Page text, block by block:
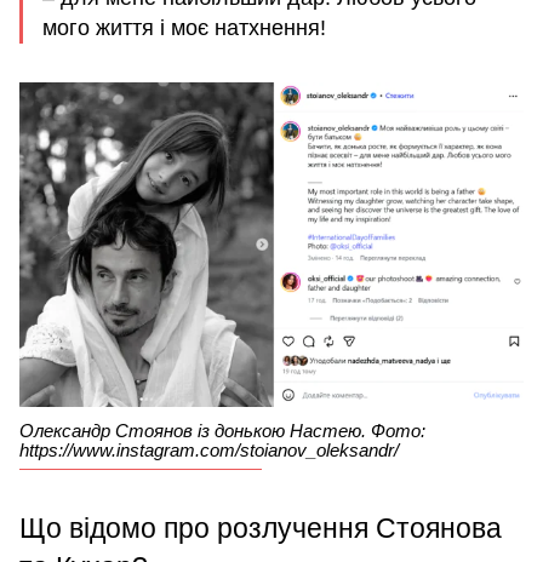
мого життя і моє натхнення!
Олександр Стоянов із донькою Настею. Фото:
https://www.instagram.com/stoianov_oleksandr/
Що відомо про розлучення Стоянова